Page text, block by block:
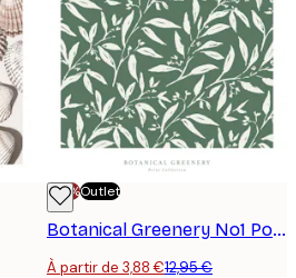
-70%Outlet
Botanical Greenery No1 Poster
À partir de 3,88 €12,95 €